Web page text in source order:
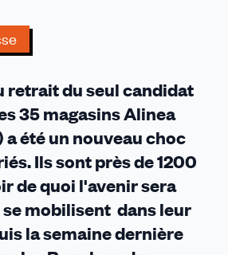
le
dans
la
gallaxie
Mulliez
retrait du seul candidat
35 magasins Alinea
été un nouveau choc
Ils sont près de 1200
de quoi l'avenir sera
mobilisent dans leur
la semaine dernière